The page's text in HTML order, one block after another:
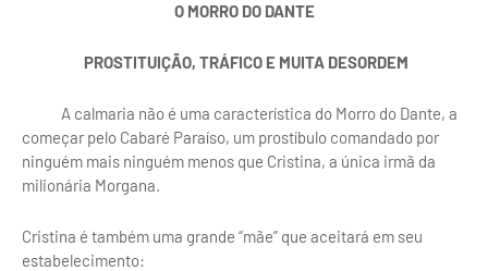
O MORRO DO DANTE
PROSTITUIÇÃO, TRÁFICO E MUITA DESORDEM
A calmaria não é uma característica do Morro do Dante, a
começar pelo Cabaré Paraíso, um prostíbulo comandado por
ninguém mais ninguém menos que Cristina, a única irmã da
milionária Morgana.
Cristina é também uma grande “mãe” que aceitará em seu
estabelecimento: